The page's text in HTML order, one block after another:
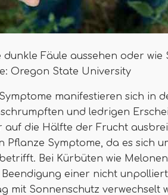
dunkle Fäule aussehen oder
Oregon State University
manifestieren sich in
und ledrigen
auf die Hälfte der Frucht
Pflanze Symptome, da es sich
Bei Kürbüten wie
einer nicht
mit Sonnenschutz verwechselt